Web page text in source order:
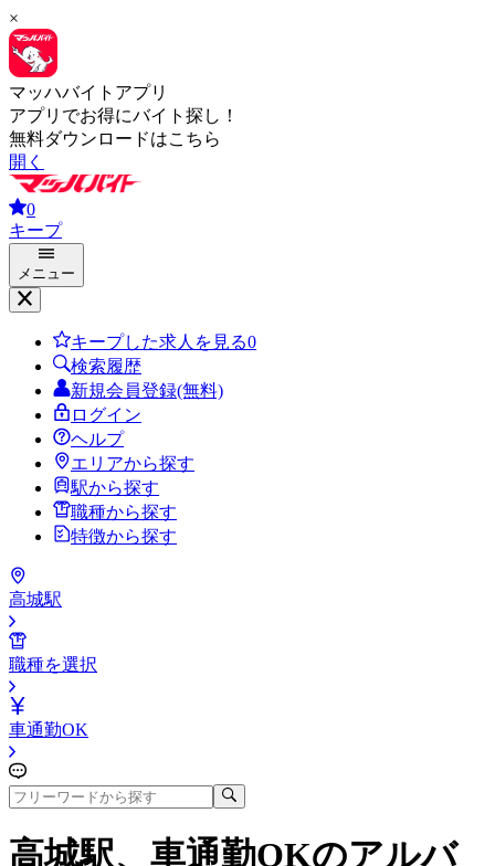
×
マッハバイトアプリ
アプリでお得にバイト探し！
無料ダウンロードはこちら
開く
0
キープ
メニュー
キープした求人を見る0
検索履歴
新規会員登録(無料)
ログイン
ヘルプ
エリアから探す
駅から探す
職種から探す
特徴から探す
高城駅
職種を選択
車通勤OK
高城駅、車通勤OKのアルバ